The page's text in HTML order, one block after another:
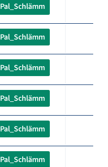
Pal_Schlämm
Pal_Schlämm
Pal_Schlämm
Pal_Schlämm
Pal_Schlämm
Pal_Schlämm